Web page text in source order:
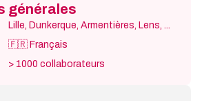
générales
Lille, Dunkerque, Armentières, Lens, ...
🇫🇷 Français
> 1000 collaborateurs